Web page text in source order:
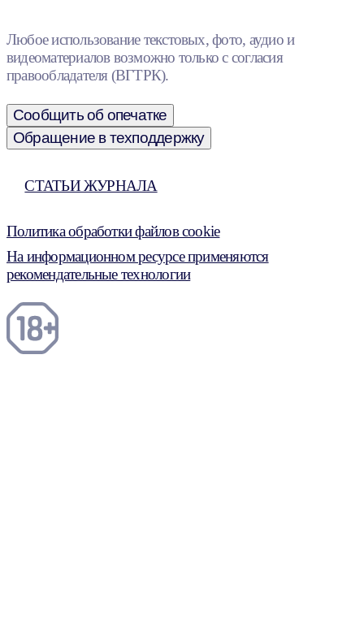
Любое использование текстовых, фото, аудио и
видеоматериалов возможно только с согласия
правообладателя (ВГТРК).
Сообщить об опечатке
Обращение в техподдержку
СТАТЬИ ЖУРНАЛА
Политика обработки файлов cookie
На информационном ресурсе применяются
рекомендательные технологии